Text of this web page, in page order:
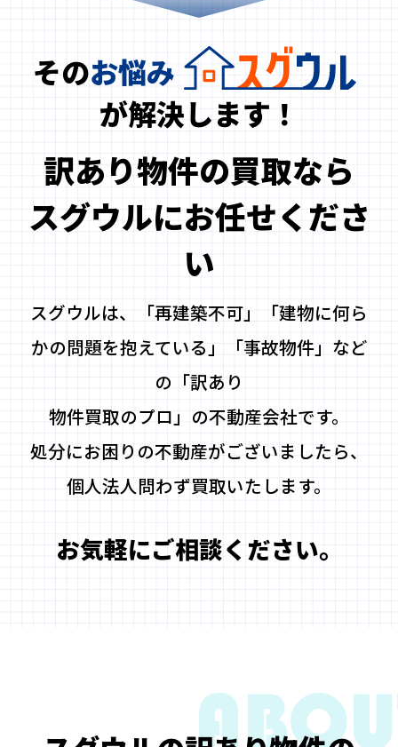
そのお悩み
が解決します！
訳あり物件の買取なら
スグウルにお任せくださ
い
スグウルは、「再建築不可」「建物に何ら
かの問題を抱えている」「事故物件」など
の「訳あり
物件買取のプロ」の不動産会社です。
処分にお困りの不動産がございましたら、
個人法人問わず買取いたします。
お気軽にご相談ください。